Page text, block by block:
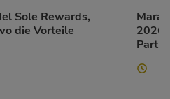
Sole Rewards,
die Vorteile
2026